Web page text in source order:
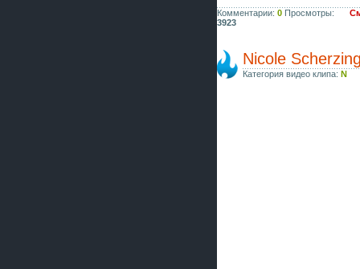
Комментарии: 0 Просмотры:
3923
Nicole
Категория видео клипа: N